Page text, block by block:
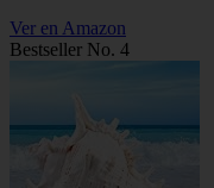
Ver en Amazon
Bestseller No. 4